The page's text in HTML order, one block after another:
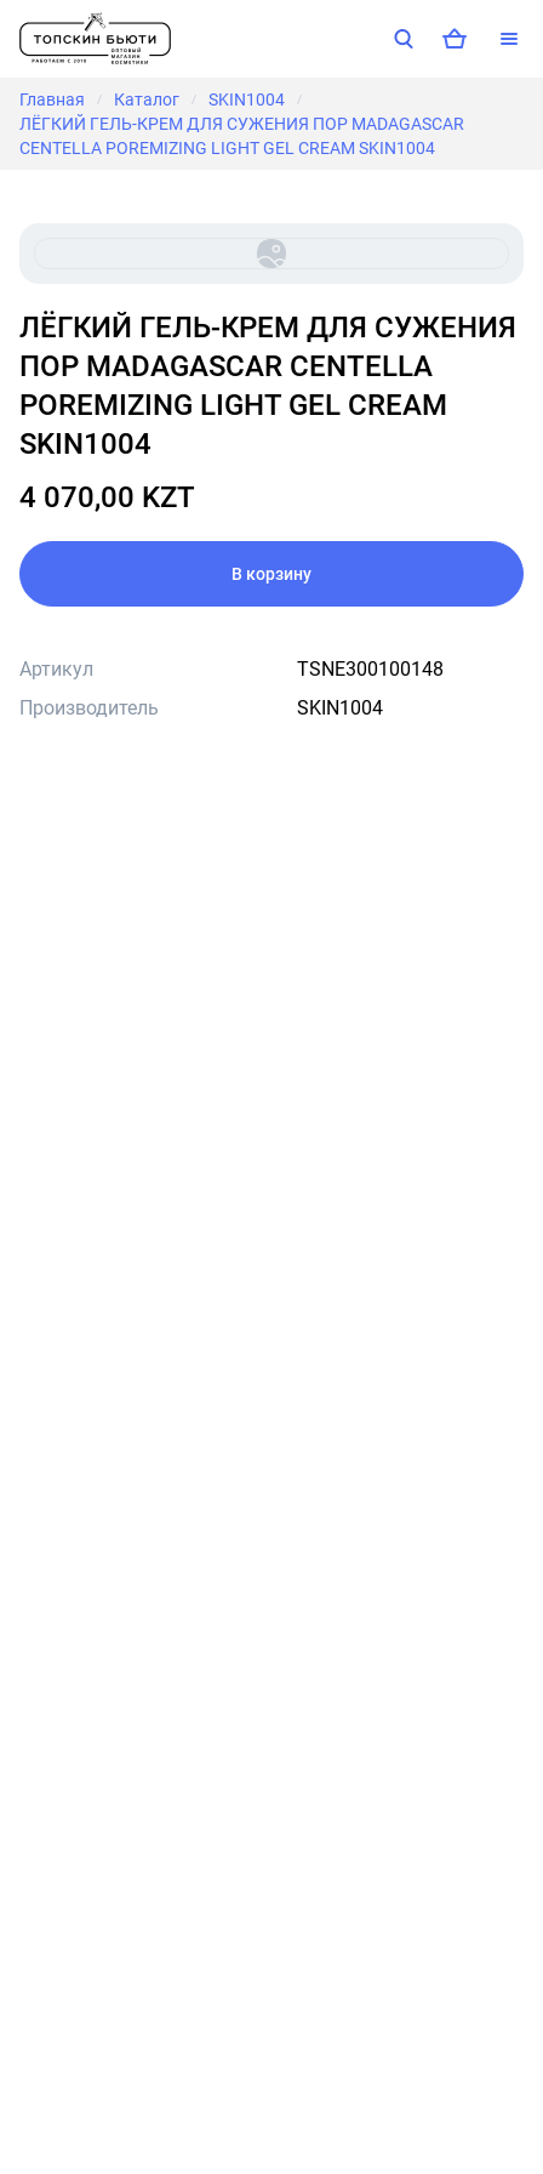
Главная / Каталог / SKIN1004 /
ЛЁГКИЙ ГЕЛЬ-КРЕМ ДЛЯ СУЖЕНИЯ ПОР MADAGASCAR
CENTELLA POREMIZING LIGHT GEL CREAM SKIN1004
ЛЁГКИЙ ГЕЛЬ-КРЕМ ДЛЯ СУЖЕНИЯ
ПОР MADAGASCAR CENTELLA
POREMIZING LIGHT GEL CREAM
SKIN1004
4 070,00 KZT
В корзину
Артикул
TSNE300100148
Производитель
SKIN1004